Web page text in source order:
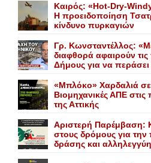
Καιρός: «Hot-Dry-
Η προειδοποίηση
κίνδυνο πυρκαγιών
Γρ. Κωνσταντέλλος:
διαφθορά αφαιρούν
Δήμους για να
«Mπλόκο» Xαρδαλιά σε
Bιομηχανικές ΑΠΕ
της Αττικής
Αριστερή Παρέμβαση:
στους δρόμους για την
δράσης και